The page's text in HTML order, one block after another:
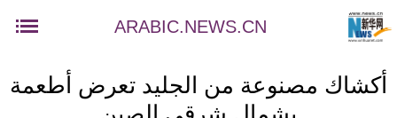
ARABIC.NEWS.CN
أكشاك مصنوعة من الجليد تعرض أطعمة